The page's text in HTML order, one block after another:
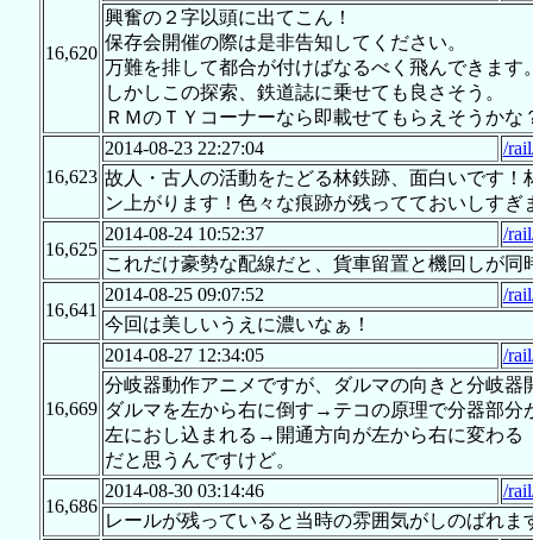
16,620
興奮の２字以頭に出てこん！
保存会開催の際は是非告知してください。
万難を排して都合が付けばなるべく飛んできます
しかしこの探索、鉄道誌に乗せても良さそう。
ＲＭのＴＹコーナーなら即載せてもらえそうかな
16,623
2014-08-23 22:27:04
/
故人・古人の活動をたどる林鉄跡、面白いです
ン上がります！色々な痕跡が残ってておいしすぎ
16,625
2014-08-24 10:52:37
/
これだけ豪勢な配線だと、貨車留置と機回しが同
16,641
2014-08-25 09:07:52
/
今回は美しいうえに濃いなぁ！
16,669
2014-08-27 12:34:05
/
分岐器動作アニメですが、ダルマの向きと分岐
ダルマを左から右に倒す→テコの原理で分器部分
左におし込まれる→開通方向が左から右に変わる
だと思うんですけど。
16,686
2014-08-30 03:14:46
/
レールが残っていると当時の雰囲気がしのばれま